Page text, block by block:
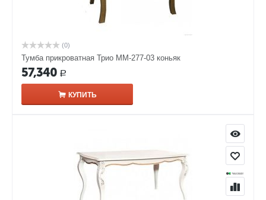
(0)
Тумба прикроватная Трио ММ-277-03 коньяк
57,340 Р
КУПИТЬ